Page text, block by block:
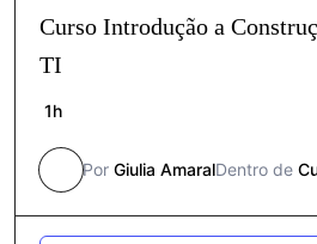
Curso Introdução a
TI
1h
Por Giulia AmaralDentro de